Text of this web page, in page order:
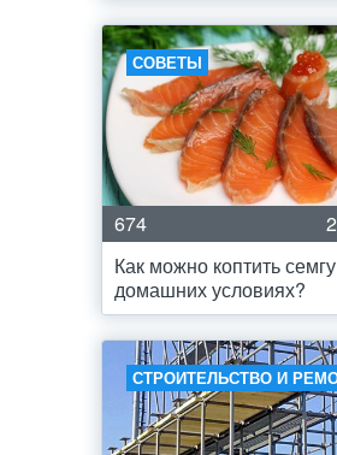
СОВЕТЫ
674
Как можно коптить
домашних условиях?
СТРОИТЕЛЬСТВО И